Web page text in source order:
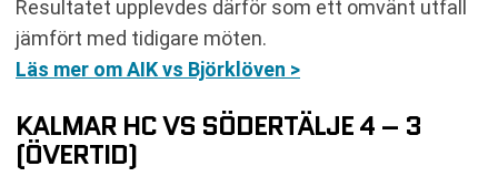
Resultatet upplevdes därför som ett omvänt utfall
jämfört med tidigare möten.
Läs mer om AIK vs Björklöven >
KALMAR HC VS SÖDERTÄLJE 4 – 3
(ÖVERTID)